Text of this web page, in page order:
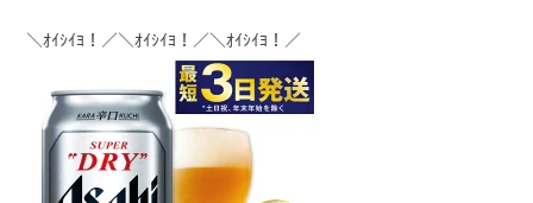
＼ｵｲｼｲﾖ！／＼ｵｲｼｲﾖ！／＼ｵｲｼｲﾖ！／